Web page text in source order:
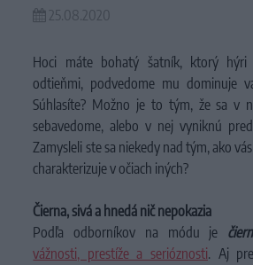
25.08.2020
Hoci máte bohatý šatník, ktorý
odtieňmi, podvedome mu dominuje
Súhlasíte? Možno je to tým, že sa v
sebavedome, alebo v nej vyniknú
Zamysleli ste sa niekedy nad tým, ako
charakterizuje v očiach iných?
Čierna, sivá a hnedá nič nepokazia
Podľa odborníkov na módu je
vážnosti, prestíže a serióznosti. Aj